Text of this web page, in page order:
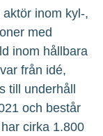
inom kyl-,
med
inom hållbara
från idé,
till underhåll
och består
cirka 1.800